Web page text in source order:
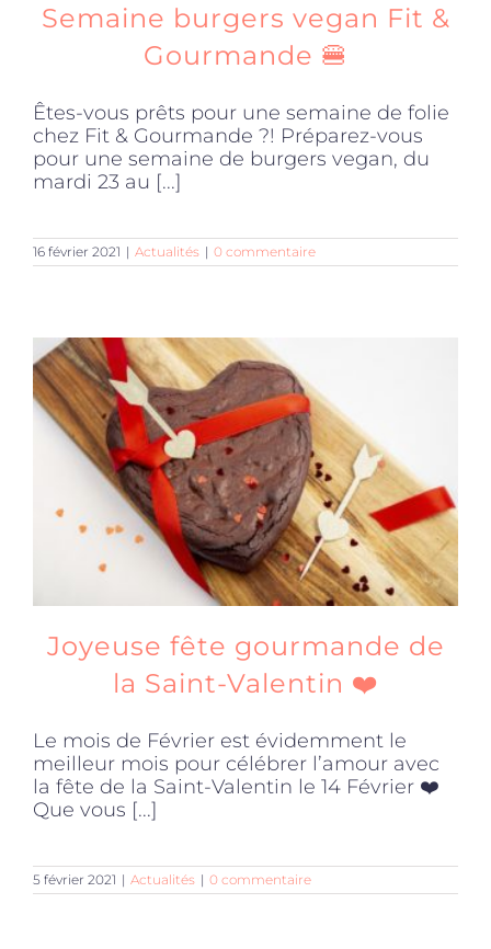
Semaine burgers vegan Fit &
Gourmande 🍔
Êtes-vous prêts pour une semaine de folie
chez Fit & Gourmande ?! Préparez-vous
pour une semaine de burgers vegan, du
mardi 23 au [...]
16 février 2021 | Actualités | 0 commentaire
Joyeuse fête gourmande de
la Saint-Valentin ❤️
Le mois de Février est évidemment le
meilleur mois pour célébrer l’amour avec
la fête de la Saint-Valentin le 14 Février ❤️
Que vous [...]
5 février 2021 | Actualités | 0 commentaire